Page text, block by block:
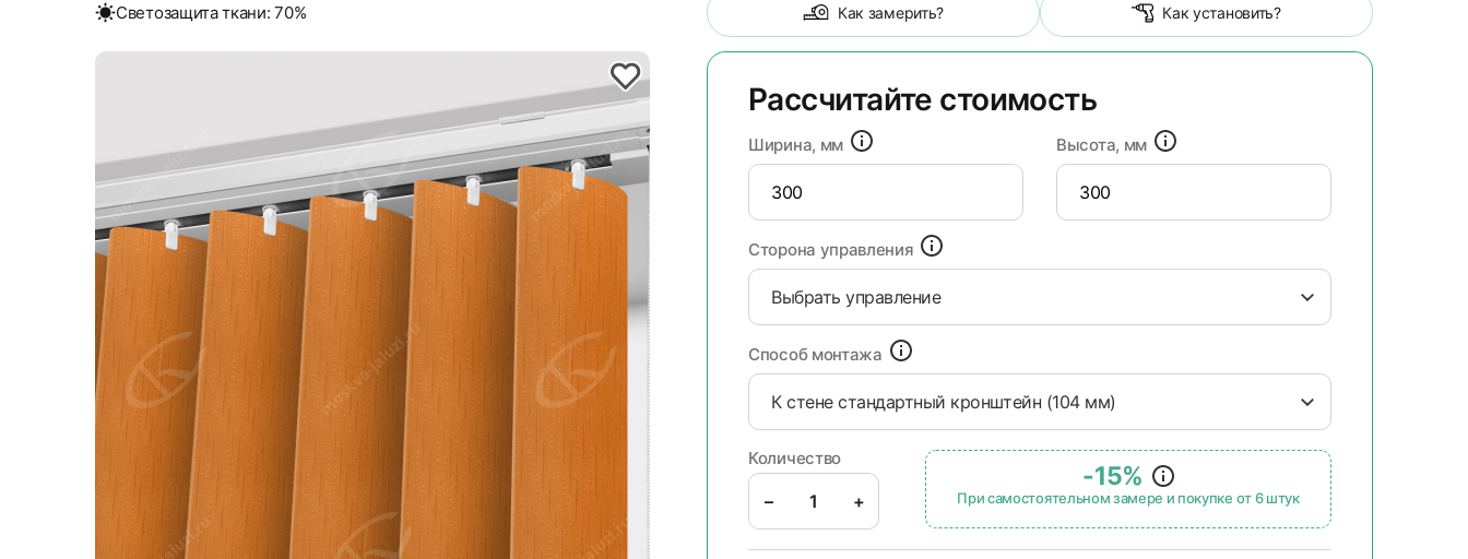
Cветозащита ткани: 70% Как замерить? Как установить?
Рассчитайте стоимость
Ширина, мм Высота, мм
Сторона управления
Выбрать управление
Способ монтажа
К стене стандартный кронштейн (104 мм)
Количество
– +
-15%
При самостоятельном замере и покупке от 6 штук